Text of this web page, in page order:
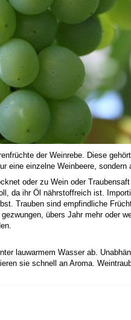
der Weinrebe. Diese
eine einzelne Weinbeere,
oder zu Wein oder
da ihr Öl nährstoffreich ist.
Trauben sind empfindliche
übers Jahr mehr oder
lauwarmem Wasser ab.
sie schnell an Aroma.